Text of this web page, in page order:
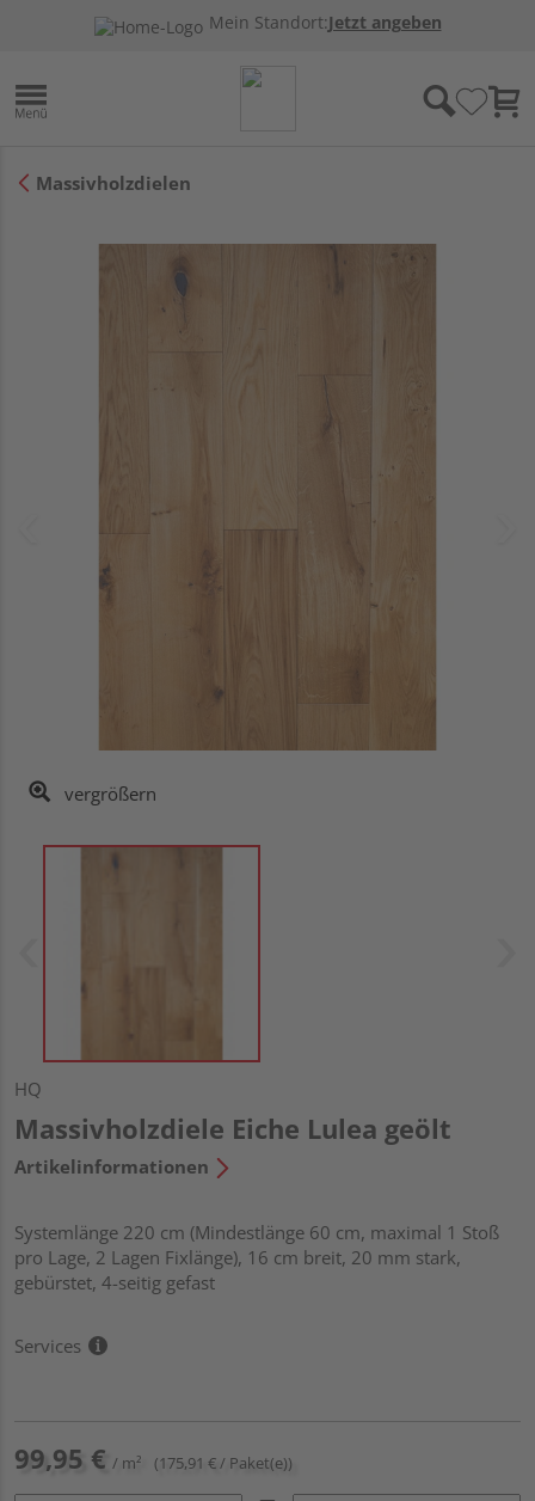
Mein Standort:Jetzt angeben
Massivholzdielen
vergrößern
HQ
Massivholzdiele Eiche Lulea geölt
Artikelinformationen
Systemlänge 220 cm (Mindestlänge 60 cm, maximal 1 Stoß
pro Lage, 2 Lagen Fixlänge), 16 cm breit, 20 mm stark,
gebürstet, 4-seitig gefast
Services
99,95 € / m² (175,91 € / Paket(e))